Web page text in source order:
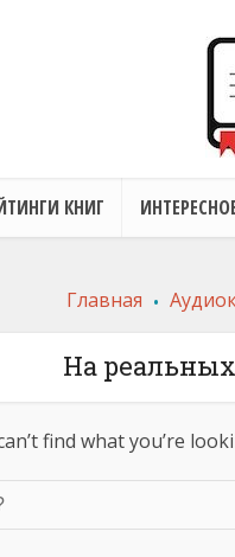
КНИГ
Главная .
На
find what you’re